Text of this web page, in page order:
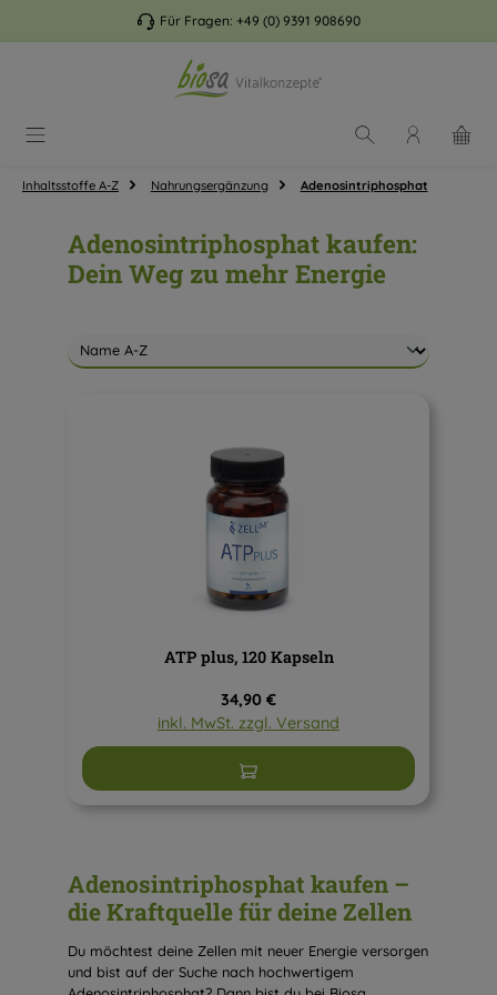
Zum Hauptinhalt springenFür Fragen: +49 (0) 9391 908690
Inhaltsstoffe A-Z Nahrungsergänzung Adenosintriphosphat
Adenosintriphosphat kaufen:
Dein Weg zu mehr Energie
ATP plus, 120 Kapseln
Regulärer Preis:
34,90 €
inkl. MwSt. zzgl. Versand
In den Warenkorb
Adenosintriphosphat kaufen –
die Kraftquelle für deine Zellen
Du möchtest deine Zellen mit neuer Energie versorgen
und bist auf der Suche nach hochwertigem